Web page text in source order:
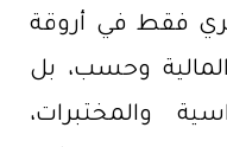
فقط في أروقة
وحسب، بل
والمختبرات،